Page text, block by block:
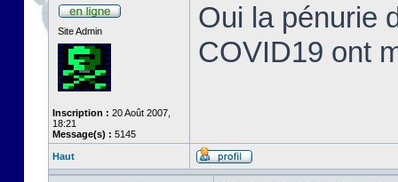
Site Admin
Inscription : 20 Août 2007,
18:21
Message(s) : 5145
Oui la pénurie
COVID19 ont
Haut